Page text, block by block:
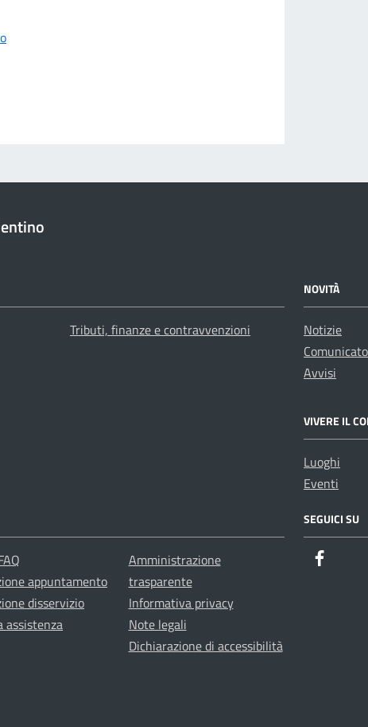
Tributi, finanze e contravvenzioni
NOVITÀ
Notizie
Avvisi
VIVERE IL
Luoghi
Eventi
appuntamento
disservizio
assistenza
Amministrazione
trasparente
Informativa privacy
Note legali
Dichiarazione di accessibilità
SEGUICI SU